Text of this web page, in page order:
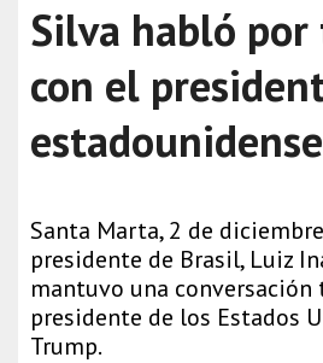
Silva habló
con el
Santa Marta, 2 de
presidente de Brasil, Luiz
mantuvo una
presidente de los Estados
Trump.